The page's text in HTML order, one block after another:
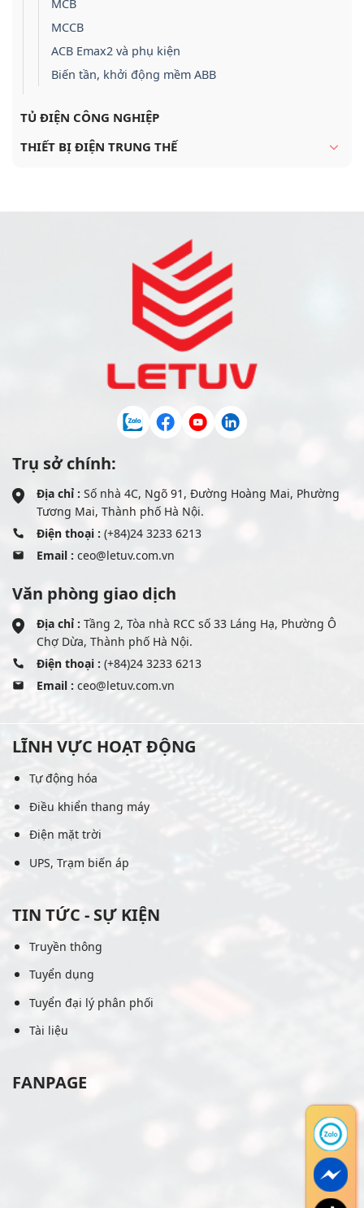
MCB
MCCB
ACB Emax2 và phụ kiện
Biến tần, khởi động mềm ABB
TỦ ĐIỆN CÔNG NGHIỆP
THIẾT BỊ ĐIỆN TRUNG THẾ
Trụ sở chính:
Địa chỉ : Số nhà 4C, Ngõ 91, Đường Hoàng Mai, Phường
Tương Mai, Thành phố Hà Nội.
Điện thoại : (+84)24 3233 6213
Email : ceo@letuv.com.vn
Văn phòng giao dịch
Địa chỉ : Tầng 2, Tòa nhà RCC số 33 Láng Hạ, Phường Ô
Chợ Dừa, Thành phố Hà Nội.
Điện thoại : (+84)24 3233 6213
Email : ceo@letuv.com.vn
LĨNH VỰC HOẠT ĐỘNG
Tự động hóa
Điều khiển thang máy
Điện mặt trời
UPS, Trạm biến áp
TIN TỨC - SỰ KIỆN
Truyền thông
Tuyển dụng
Tuyển đại lý phân phối
Tài liệu
FANPAGE